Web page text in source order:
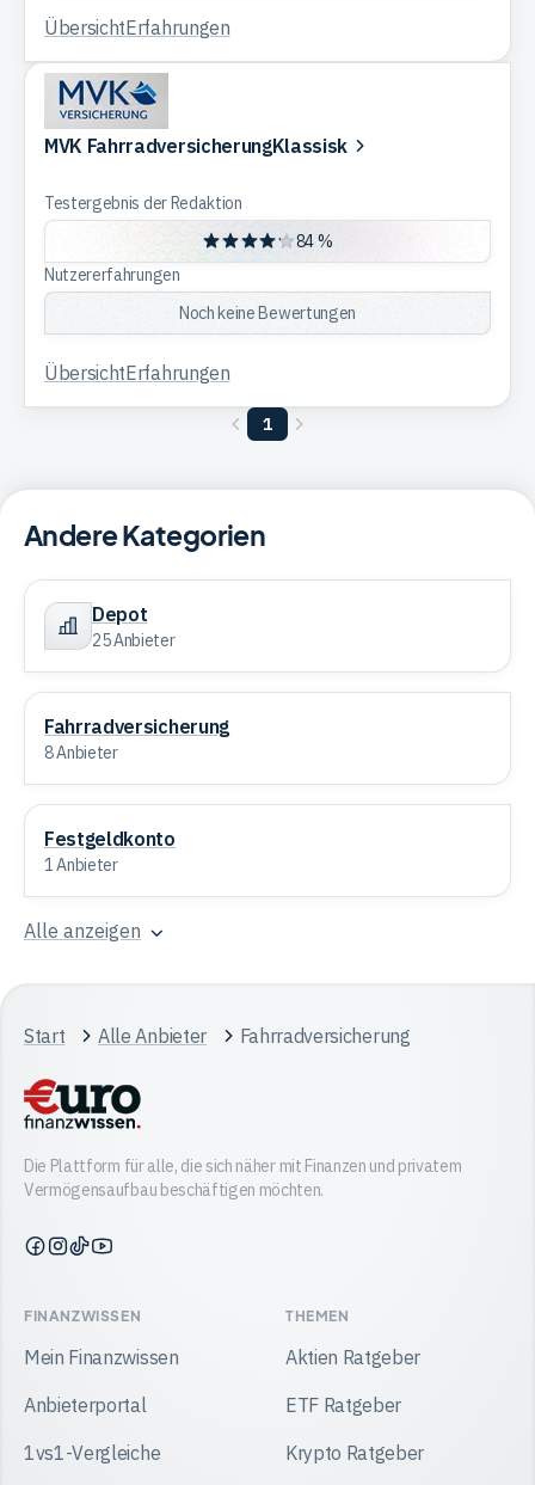
ÜbersichtErfahrungen
MVK FahrradversicherungKlassisk
Testergebnis der Redaktion
84 %
Nutzererfahrungen
Noch keine Bewertungen
ÜbersichtErfahrungen
Vorherige
1
Nächste
Andere Kategorien
Depot
Depot
25 Anbieter
Fahrradversicherung
Fahrradversicherung
8 Anbieter
Festgeldkonto
Festgeldkonto
1 Anbieter
Alle anzeigen
Start Alle Anbieter Fahrradversicherung
Die Plattform für alle, die sich näher mit Finanzen und privatem
Vermögensaufbau beschäftigen möchten.
Finanzwissen
Facebook
Finanzwissen
Instagram
Finanzwissen
TikTok
Finanzwissen
YouTube
FINANZWISSEN
Mein Finanzwissen
Anbieterportal
1vs1-Vergleiche
THEMEN
Aktien Ratgeber
ETF Ratgeber
Krypto Ratgeber